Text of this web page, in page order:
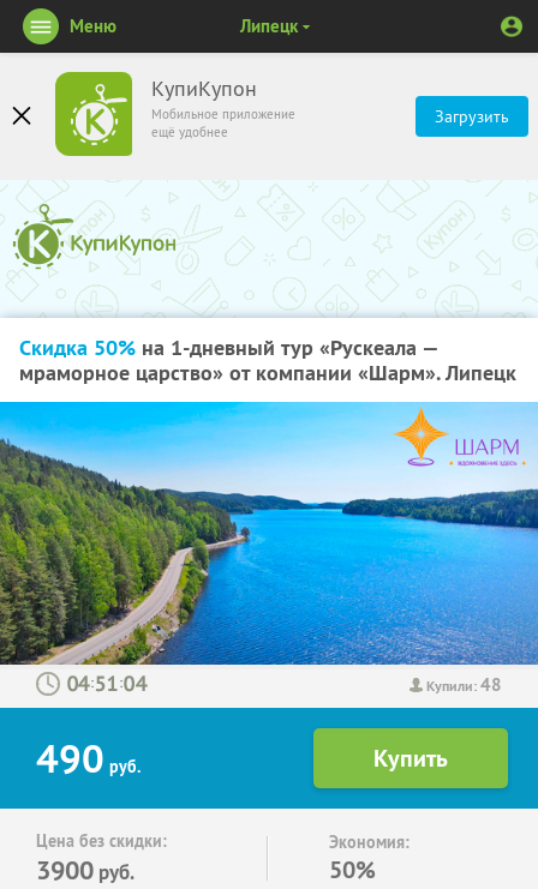
КупиКупон
Мобильное приложение
ещё удобнее
Загрузить
Меню Липецк
Скидка 50% на 1-дневный тур «Рускеала —
мраморное царство» от компании «Шарм». Липецк
Купили:48
: :
490 руб.
Цена без скидки:
3900 руб.
Экономия:
50%